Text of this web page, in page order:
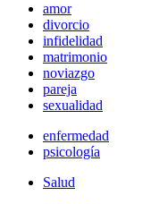
amor
divorcio
infidelidad
matrimonio
noviazgo
pareja
sexualidad
enfermedad
psicología
Salud